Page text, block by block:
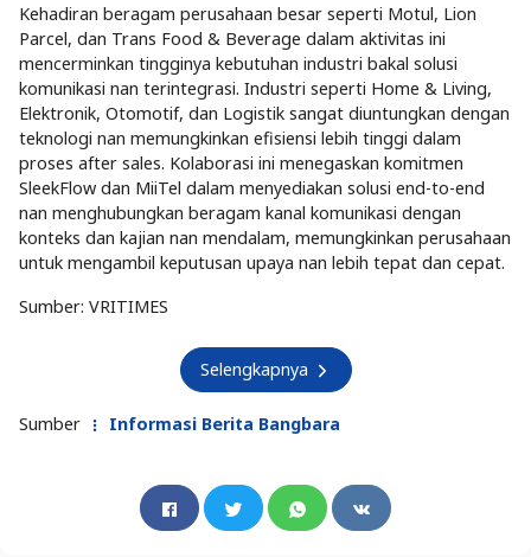
Kehadiran beragam perusahaan besar seperti Motul, Lion
Parcel, dan Trans Food & Beverage dalam aktivitas ini
mencerminkan tingginya kebutuhan industri bakal solusi
komunikasi nan terintegrasi. Industri seperti Home & Living,
Elektronik, Otomotif, dan Logistik sangat diuntungkan dengan
teknologi nan memungkinkan efisiensi lebih tinggi dalam
proses after sales. Kolaborasi ini menegaskan komitmen
SleekFlow dan MiiTel dalam menyediakan solusi end-to-end
nan menghubungkan beragam kanal komunikasi dengan
konteks dan kajian nan mendalam, memungkinkan perusahaan
untuk mengambil keputusan upaya nan lebih tepat dan cepat.
Sumber: VRITIMES
Selengkapnya
Sumber Informasi Berita Bangbara